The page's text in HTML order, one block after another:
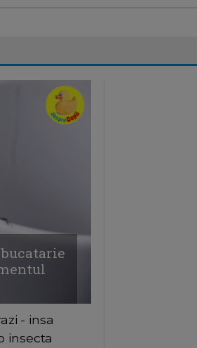
- insa
insecta